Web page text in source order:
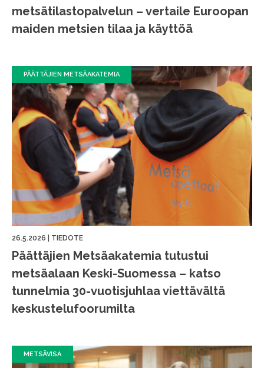
metsätilastopalvelun – vertaile Euroopan
maiden metsien tilaa ja käyttöä
PÄÄTTÄJIEN METSÄAKATEMIA
26.5.2026 TIEDOTE
Päättäjien Metsäakatemia tutustui
metsäalaan Keski-Suomessa – katso
tunnelmia 30-vuotisjuhlaa viettävältä
keskustelufoorumilta
METSÄVISA